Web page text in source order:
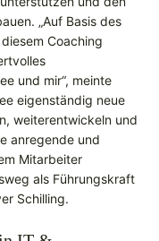
„Auf Basis des
Coaching
und mir“, meinte
eigenständig neue
weiterentwickeln und
anregende und
Mitarbeiter
als Führungskraft
Schilling.